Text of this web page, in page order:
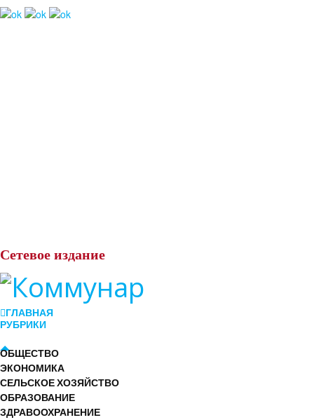
Сетевое издание
ГЛАВНАЯ
РУБРИКИ
ОБЩЕСТВО
ЭКОНОМИКА
СЕЛЬСКОЕ ХОЗЯЙСТВО
ОБРАЗОВАНИЕ
ЗДРАВООХРАНЕНИЕ